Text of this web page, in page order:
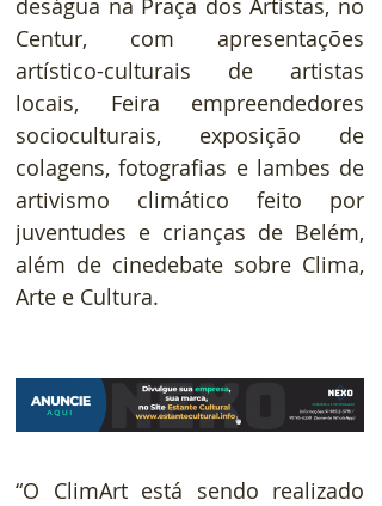
Centur, com apresentações
artístico-culturais de artistas
locais, Feira empreendedores
socioculturais, exposição de
colagens, fotografias e lambes de
artivismo climático feito por
juventudes e crianças de Belém,
além de cinedebate sobre Clima,
Arte e Cultura.
“O ClimArt está sendo realizado